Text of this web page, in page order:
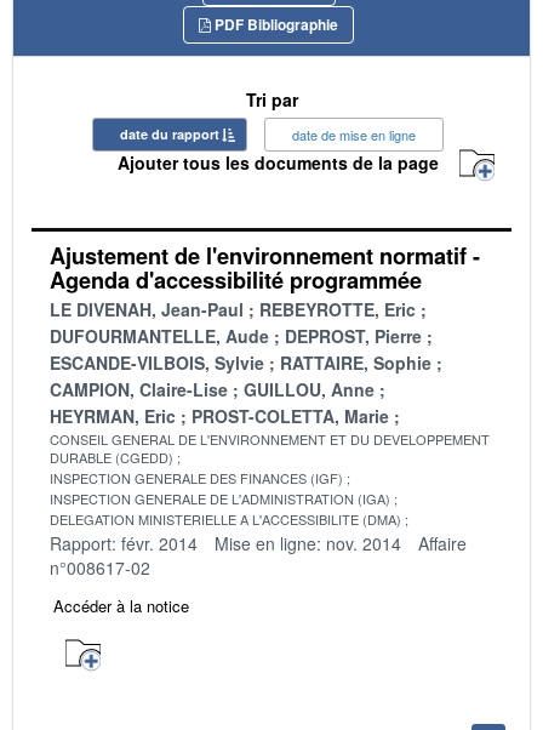
PDF Bibliographie
Tri par
date du rapport date de mise en ligne
Ajouter tous les documents de la page
Ajustement de l'environnement normatif -
Agenda d'accessibilité programmée
LE DIVENAH, Jean-Paul
REBEYROTTE, Eric
DUFOURMANTELLE, Aude
DEPROST, Pierre
ESCANDE-VILBOIS, Sylvie
RATTAIRE, Sophie
CAMPION, Claire-Lise
GUILLOU, Anne
HEYRMAN, Eric
PROST-COLETTA, Marie
CONSEIL GENERAL DE L'ENVIRONNEMENT ET DU DEVELOPPEMENT
DURABLE (CGEDD)
INSPECTION GENERALE DES FINANCES (IGF)
INSPECTION GENERALE DE L'ADMINISTRATION (IGA)
DELEGATION MINISTERIELLE A L'ACCESSIBILITE (DMA)
Rapport: févr. 2014 Mise en ligne: nov. 2014
Affaire
n°008617-02
Accéder à la notice